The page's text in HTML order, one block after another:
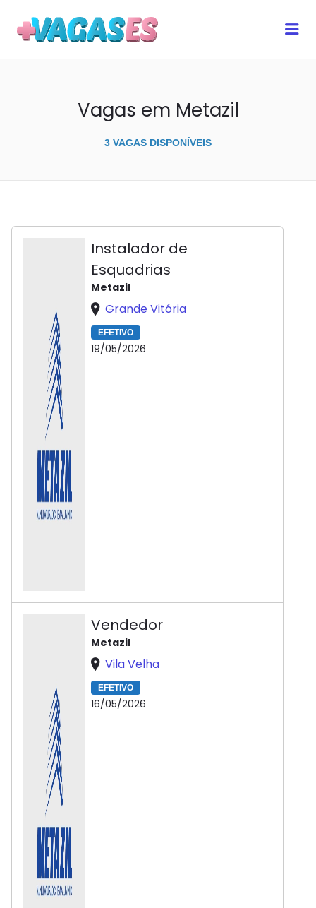
Vagas em Metazil
3 VAGAS DISPONÍVEIS
Instalador de
Esquadrias
Metazil
Grande Vitória
EFETIVO
19/05/2026
Vendedor
Metazil
Vila Velha
EFETIVO
16/05/2026